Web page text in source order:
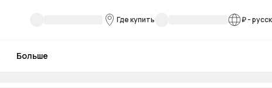
Где купить ₽-
Больше